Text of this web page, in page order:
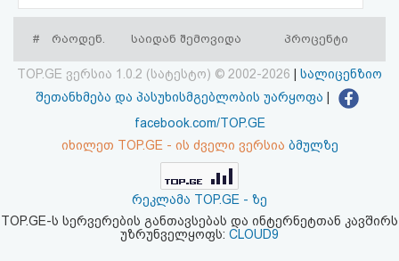
პაროლის
აღდგენა
HTML
# რაოდენ. საიდან შემოვიდა პროცენტი
TOP.GE ვერსია 1.0.2 (სატესტო) © 2002-2026
სალიცენზიო
შეთანხმება და პასუხისმგებლობის უარყოფა
facebook.com/TOP.GE
იხილეთ TOP.GE - ის ძველი ვერსია ბმულზე
რეკლამა TOP.GE - ზე
TOP.GE-ს სერვერების განთავსებას და ინტერნეტთან კავშირს
უზრუნველყოფს: CLOUD9